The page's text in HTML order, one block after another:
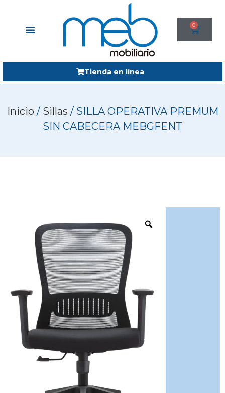
0
Tienda en línea
Inicio / Sillas / SILLA OPERATIVA PREMUM
SIN CABECERA MEBGFENT